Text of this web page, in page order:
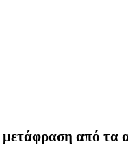
μετάφραση από τα